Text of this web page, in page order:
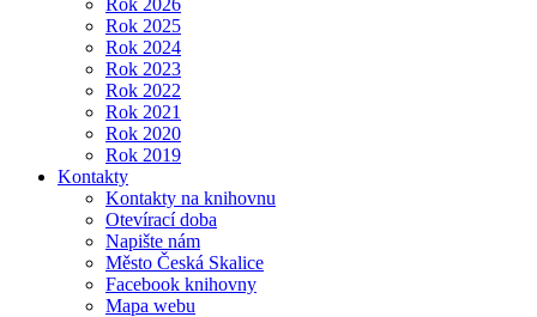
Rok 2026
Rok 2025
Rok 2024
Rok 2023
Rok 2022
Rok 2021
Rok 2020
Rok 2019
Kontakty
Kontakty na knihovnu
Otevírací doba
Napište nám
Město Česká Skalice
Facebook knihovny
Mapa webu